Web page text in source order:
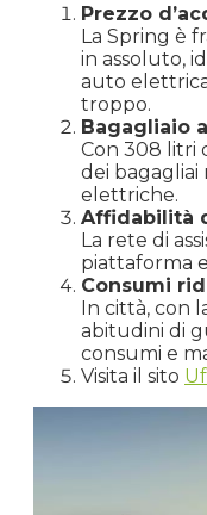
Prezzo
La Spring è
in assoluto,
auto
troppo.
Bagagliaio
Con 308 litri
dei bagagliai
elettriche.
Affidabilità
La rete di
piattaforma
Consumi
In città, con
abitudini di
consumi e
Visita il sito